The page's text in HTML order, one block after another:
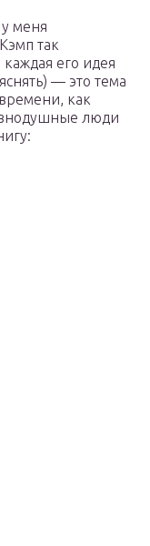
меня
так
его идея
— это тема
как
люди